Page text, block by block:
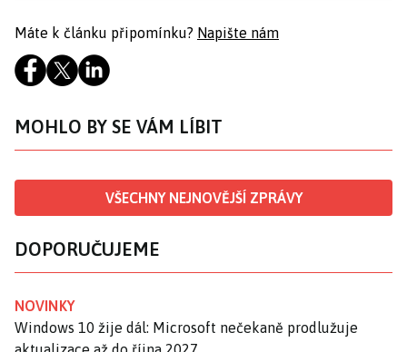
Máte k článku připomínku? Napište nám
MOHLO BY SE VÁM LÍBIT
VŠECHNY NEJNOVĚJŠÍ ZPRÁVY
DOPORUČUJEME
NOVINKY
Windows 10 žije dál: Microsoft nečekaně prodlužuje